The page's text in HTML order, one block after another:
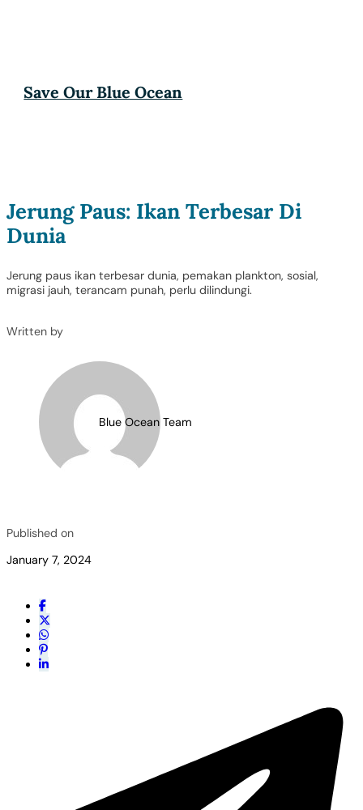
Save Our Blue Ocean
Jerung Paus: Ikan Terbesar Di
Dunia
Jerung paus ikan terbesar dunia, pemakan plankton, sosial,
migrasi jauh, terancam punah, perlu dilindungi.
Written by
Blue Ocean Team
Published on
January 7, 2024